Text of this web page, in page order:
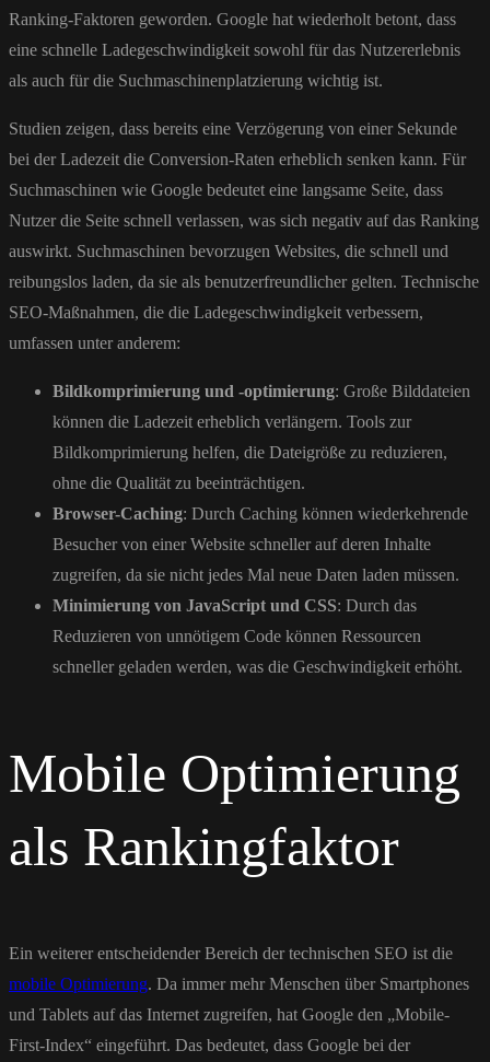
Ranking-Faktoren geworden. Google hat wiederholt betont, dass
eine schnelle Ladegeschwindigkeit sowohl für das Nutzererlebnis
als auch für die Suchmaschinenplatzierung wichtig ist.
Studien zeigen, dass bereits eine Verzögerung von einer Sekunde
bei der Ladezeit die Conversion-Raten erheblich senken kann. Für
Suchmaschinen wie Google bedeutet eine langsame Seite, dass
Nutzer die Seite schnell verlassen, was sich negativ auf das Ranking
auswirkt. Suchmaschinen bevorzugen Websites, die schnell und
reibungslos laden, da sie als benutzerfreundlicher gelten. Technische
SEO-Maßnahmen, die die Ladegeschwindigkeit verbessern,
umfassen unter anderem:
Bildkomprimierung und -optimierung: Große Bilddateien
können die Ladezeit erheblich verlängern. Tools zur
Bildkomprimierung helfen, die Dateigröße zu reduzieren,
ohne die Qualität zu beeinträchtigen.
Browser-Caching: Durch Caching können wiederkehrende
Besucher von einer Website schneller auf deren Inhalte
zugreifen, da sie nicht jedes Mal neue Daten laden müssen.
Minimierung von JavaScript und CSS: Durch das
Reduzieren von unnötigem Code können Ressourcen
schneller geladen werden, was die Geschwindigkeit erhöht.
Mobile Optimierung
als Rankingfaktor
Ein weiterer entscheidender Bereich der technischen SEO ist die
mobile Optimierung. Da immer mehr Menschen über Smartphones
und Tablets auf das Internet zugreifen, hat Google den „Mobile-
First-Index“ eingeführt. Das bedeutet, dass Google bei der